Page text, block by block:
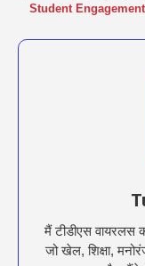
Student Engagement
मैं टीडीएस वायरलस
जो खेल, शिक्षा,